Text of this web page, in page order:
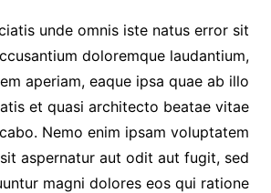
unde omnis iste natus error sit
doloremque laudantium,
aperiam, eaque ipsa quae ab illo
et quasi architecto beatae vitae
Nemo enim ipsam voluptatem
aspernatur aut odit aut fugit, sed
magni dolores eos qui ratione